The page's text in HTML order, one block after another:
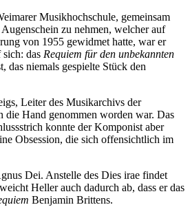
Musikhochschule, gemeinsam
zu nehmen, welcher auf
von 1955 gewidmet hatte, war er
das Requiem für den unbekannten
das niemals gespielte Stück den
Leiter des Musikarchivs der
die Hand genommen worden war. Das
konnte der Komponist aber
Obsession, die sich offensichtlich im
Dei. Anstelle des Dies irae findet
Heller auch dadurch ab, dass er das
Benjamin Brittens.